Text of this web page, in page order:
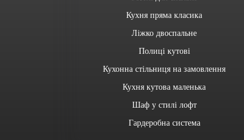
Кухня пряма класика
Ліжко двоспальне
Полиці кутові
Кухонна стільниця на замовлення
Кухня кутова маленька
Шаф у стилі лофт
Гардеробна система